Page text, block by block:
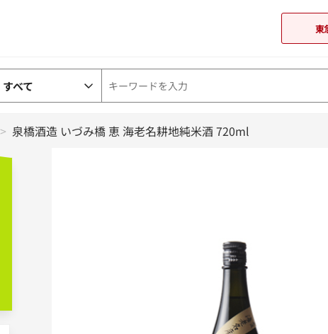
東
東急オンラインショップ
すべて
> 泉橋酒造 いづみ橋 恵 海老名耕地純米酒 720ml